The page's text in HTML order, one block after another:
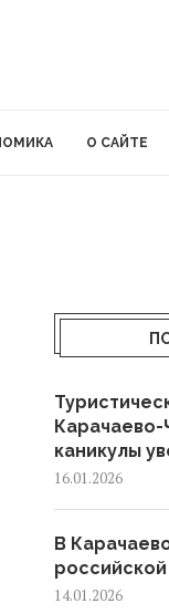
О САЙТЕ
Карачаево-
каникулы
16.01.2026
В
российской
14.01.2026